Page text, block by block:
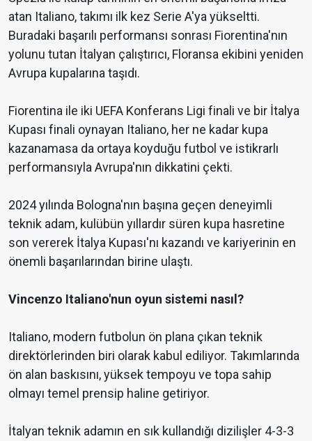
atan Italiano, takımı ilk kez Serie A'ya yükseltti.
Buradaki başarılı performansı sonrası Fiorentina'nın
yolunu tutan İtalyan çalıştırıcı, Floransa ekibini yeniden
Avrupa kupalarına taşıdı.
Fiorentina ile iki UEFA Konferans Ligi finali ve bir İtalya
Kupası finali oynayan Italiano, her ne kadar kupa
kazanamasa da ortaya koyduğu futbol ve istikrarlı
performansıyla Avrupa'nın dikkatini çekti.
2024 yılında Bologna'nın başına geçen deneyimli
teknik adam, kulübün yıllardır süren kupa hasretine
son vererek İtalya Kupası'nı kazandı ve kariyerinin en
önemli başarılarından birine ulaştı.
Vincenzo Italiano'nun oyun sistemi nasıl?
Italiano, modern futbolun ön plana çıkan teknik
direktörlerinden biri olarak kabul ediliyor. Takımlarında
ön alan baskısını, yüksek tempoyu ve topa sahip
olmayı temel prensip haline getiriyor.
İtalyan teknik adamın en sık kullandığı dizilişler 4-3-3